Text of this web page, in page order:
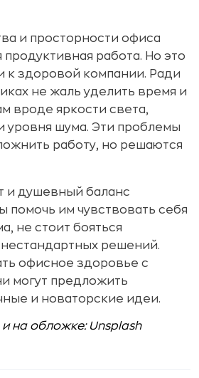
и просторности офиса
продуктивная работа. Но это
к здоровой компании. Ради
не жаль уделить время и
вроде яркости света,
уровня шума. Эти проблемы
работу, но решаются
и душевный баланс
помочь им чувствовать себя
не стоит бояться
решений.
офисное здоровье с
могут предложить
и новаторские идеи.
на обложке: Unsplash